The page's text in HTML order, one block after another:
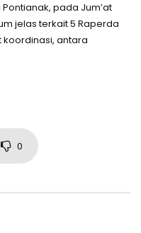
pada Jum’at
jelas terkait 5 Raperda
antara
0